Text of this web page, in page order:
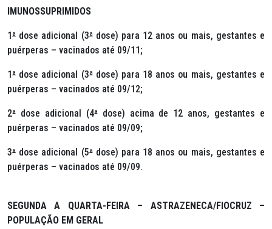
IMUNOSSUPRIMIDOS
1ª dose adicional (3ªdose) para 12 anos ou mais, gestantes e
puérperas – vacinados até 09/11;
1ª dose adicional (3ªdose) para 18 anos ou mais, gestantes e
puérperas – vacinados até 09/12;
2ª dose adicional (4ªdose) acima de 12 anos, gestantes e
puérperas – vacinados até 09/09;
3ª dose adicional (5ªdose) para 18 anos ou mais, gestantes e
puérperas – vacinados até 09/09.
SEGUNDA A QUARTA-FEIRA – ASTRAZENECA/FIOCRUZ –
POPULAÇÃO EM GERAL